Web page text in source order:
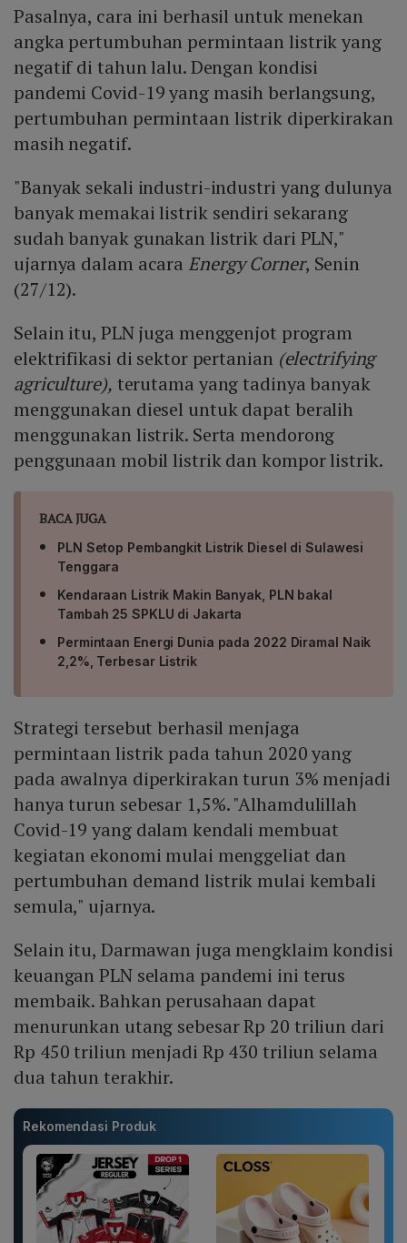
Pasalnya, cara ini berhasil untuk menekan
angka pertumbuhan permintaan listrik yang
negatif di tahun lalu. Dengan kondisi
pandemi Covid-19 yang masih berlangsung,
pertumbuhan permintaan listrik diperkirakan
masih negatif.
"Banyak sekali industri-industri yang dulunya
banyak memakai listrik sendiri sekarang
sudah banyak gunakan listrik dari PLN,"
ujarnya dalam acara Energy Corner, Senin
(27/12).
Selain itu, PLN juga menggenjot program
elektrifikasi di sektor pertanian (electrifying
agriculture), terutama yang tadinya banyak
menggunakan diesel untuk dapat beralih
menggunakan listrik. Serta mendorong
penggunaan mobil listrik dan kompor listrik.
BACA JUGA
PLN Setop Pembangkit Listrik Diesel di Sulawesi
Tenggara
Kendaraan Listrik Makin Banyak, PLN bakal
Tambah 25 SPKLU di Jakarta
Permintaan Energi Dunia pada 2022 Diramal Naik
2,2%, Terbesar Listrik
Strategi tersebut berhasil menjaga
permintaan listrik pada tahun 2020 yang
pada awalnya diperkirakan turun 3% menjadi
hanya turun sebesar 1,5%. "Alhamdulillah
Covid-19 yang dalam kendali membuat
kegiatan ekonomi mulai menggeliat dan
pertumbuhan demand listrik mulai kembali
semula," ujarnya.
Selain itu, Darmawan juga mengklaim kondisi
keuangan PLN selama pandemi ini terus
membaik. Bahkan perusahaan dapat
menurunkan utang sebesar Rp 20 triliun dari
Rp 450 triliun menjadi Rp 430 triliun selama
dua tahun terakhir.
Rekomendasi Produk